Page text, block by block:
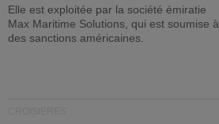
Elle est exploitée par la société émiratie
Max Maritime Solutions, qui est soumise à
des sanctions américaines.